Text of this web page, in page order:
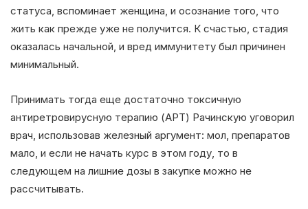
статуса, вспоминает женщина, и осознание того, что
жить как прежде уже не получится. К счастью, стадия
оказалась начальной, и вред иммунитету был причинен
минимальный.
Принимать тогда еще достаточно токсичную
антиретровирусную терапию (АРТ) Рачинскую уговорил
врач, использовав железный аргумент: мол, препаратов
мало, и если не начать курс в этом году, то в
следующем на лишние дозы в закупке можно не
рассчитывать.